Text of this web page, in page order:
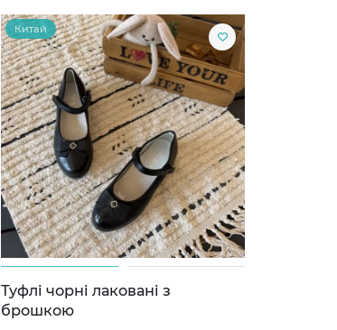
Китай
Туфлі чорні лаковані з
брошкою